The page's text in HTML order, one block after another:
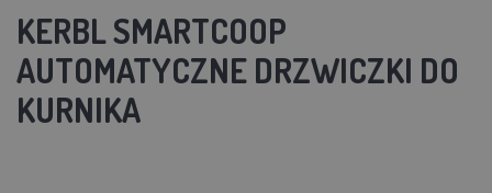
KERBL SMARTCOOP
AUTOMATYCZNE DRZWICZKI DO
KURNIKA